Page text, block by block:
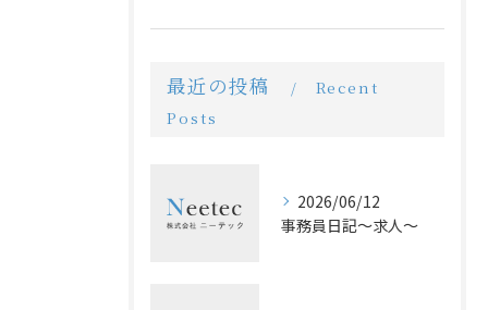
最近の投稿
Recent
Posts
2026/06/12
事務員日記〜求人〜